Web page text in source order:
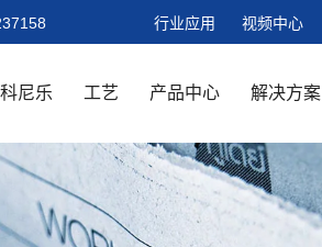
行业应用 视频中心
尼乐 工艺 产品中心 解决方案